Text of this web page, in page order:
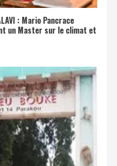
: Mario Pancrace
un Master sur le climat et